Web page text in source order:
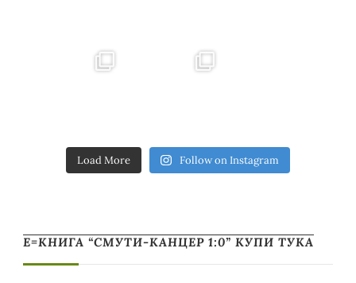
Load More Follow on Instagram
Е=КНИГА “СМУТИ-КАНЦЕР 1:0” КУПИ ТУКА